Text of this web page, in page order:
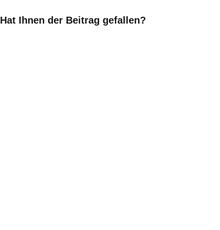
Hat Ihnen der Beitrag gefallen?